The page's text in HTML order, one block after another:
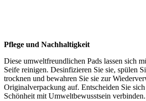
Pflege und Nachhaltigkeit
Diese umweltfreundlichen Pads lassen sich
Seife reinigen. Desinfizieren Sie sie, spülen
trocknen und bewahren Sie sie zur
Originalverpackung auf. Entscheiden Sie
Schönheit mit Umweltbewusstsein verbinden.